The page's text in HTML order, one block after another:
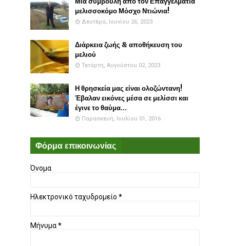
μελισσοκόμο Μόσχο Ντιώνια!
Δευτέρα, Ιουνίου 26, 2023
Διάρκεια ζωής & αποθήκευση του
μελιού
Τετάρτη, Αυγούστου 02, 2023
Η θρησκεία μας είναι ολοζώντανη!
Έβαλαν εικόνες μέσα σε μελίσσι και
έγινε το θαύμα...
Παρασκευή, Ιουλίου 01, 2016
Φόρμα επικοινωνίας
Όνομα
Ηλεκτρονικό ταχυδρομείο *
Μήνυμα*